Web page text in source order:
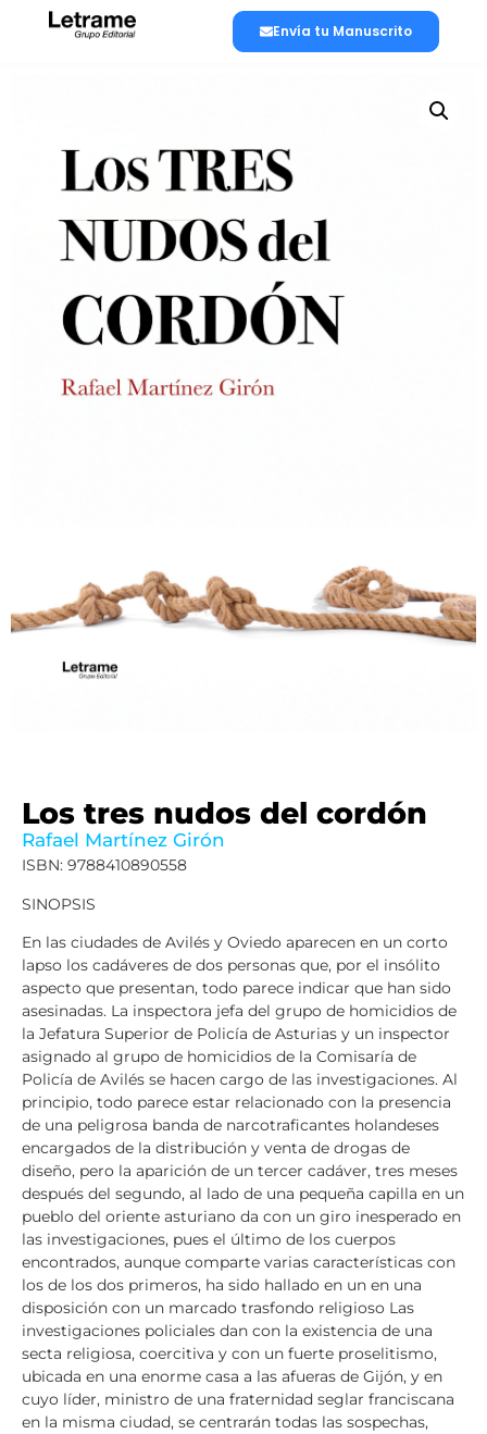
Envía tu Manuscrito
Los tres nudos del cordón
Rafael Martínez Girón
ISBN: 9788410890558
SINOPSIS
En las ciudades de Avilés y Oviedo aparecen en un corto
lapso los cadáveres de dos personas que, por el insólito
aspecto que presentan, todo parece indicar que han sido
asesinadas. La inspectora jefa del grupo de homicidios de
la Jefatura Superior de Policía de Asturias y un inspector
asignado al grupo de homicidios de la Comisaría de
Policía de Avilés se hacen cargo de las investigaciones. Al
principio, todo parece estar relacionado con la presencia
de una peligrosa banda de narcotraficantes holandeses
encargados de la distribución y venta de drogas de
diseño, pero la aparición de un tercer cadáver, tres meses
después del segundo, al lado de una pequeña capilla en un
pueblo del oriente asturiano da con un giro inesperado en
las investigaciones, pues el último de los cuerpos
encontrados, aunque comparte varias características con
los de los dos primeros, ha sido hallado en un en una
disposición con un marcado trasfondo religioso Las
investigaciones policiales dan con la existencia de una
secta religiosa, coercitiva y con un fuerte proselitismo,
ubicada en una enorme casa a las afueras de Gijón, y en
cuyo líder, ministro de una fraternidad seglar franciscana
en la misma ciudad, se centrarán todas las sospechas,